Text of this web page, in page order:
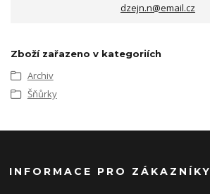
dzejn.n@email.cz
Zboží zařazeno v kategoriích
Archiv
Šňůrky
INFORMACE PRO ZÁKAZNÍKY